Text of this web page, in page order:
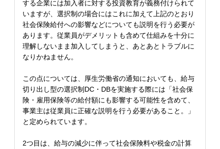
する企業には加入者に対する投資教育が義務付けられて
いますが、選択制の場合にはこれに加えて上記のとおり
社会保険給付への影響などについても説明を行う必要が
あります。従業員がデメリットも含めて仕組みを十分に
理解しないまま加入してしまうと、あとあとトラブルに
なりかねません。
この点については、厚生労働省の通知においても、給与
切り出し型の選択制DC・DBを実施する際には「社会保
険・雇用保険等の給付額にも影響する可能性を含めて、
事業主は従業員に正確な説明を行う必要があること。」
と定められています。
2つ目は、給与の減少に伴って社会保険料や税金の計算